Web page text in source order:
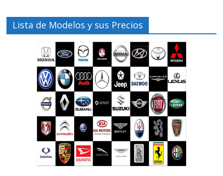
Lista de Modelos y sus Precios